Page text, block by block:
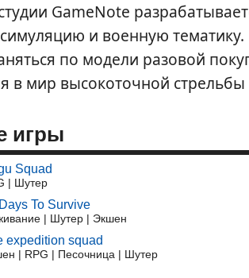
GameNote
и военную
по модели разовой
в мир высокоточной
игры
Squad
| Шутер
To Survive
| Шутер | Экшен
expedition squad
| RPG | Песочница | Шутер